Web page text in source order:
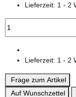
Lieferzeit: 1 - 2
Lieferzeit: 1 - 2
Frage zum Artikel
Auf Wunschzettel